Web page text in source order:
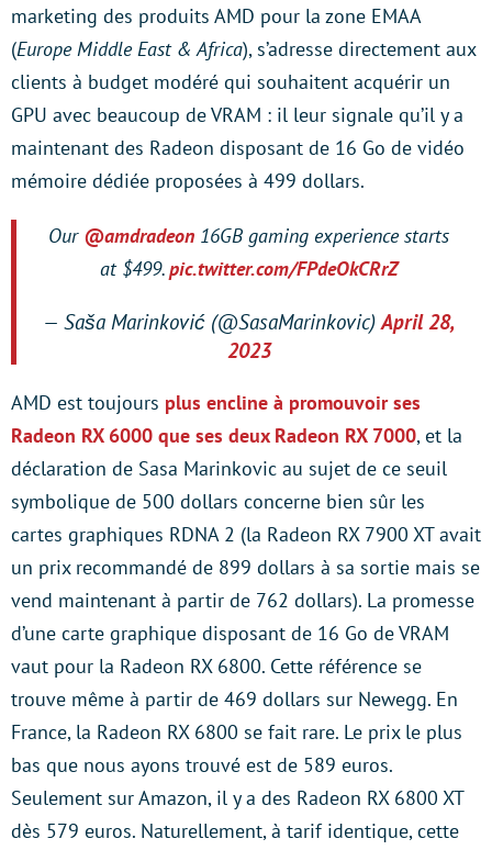
marketing des produits AMD pour la zone EMAA
(Europe Middle East & Africa), s’adresse directement aux
clients à budget modéré qui souhaitent acquérir un
GPU avec beaucoup de VRAM : il leur signale qu’il y a
maintenant des Radeon disposant de 16 Go de vidéo
mémoire dédiée proposées à 499 dollars.
Our @amdradeon 16GB gaming experience starts
at $499.pic.twitter.com/FPdeOkCRrZ
— Saša Marinković (@SasaMarinkovic)April 28,
2023
AMD est toujours plus encline à promouvoir ses
Radeon RX 6000 que ses deux Radeon RX 7000, et la
déclaration de Sasa Marinkovic au sujet de ce seuil
symbolique de 500 dollars concerne bien sûr les
cartes graphiques RDNA 2 (la Radeon RX 7900 XT avait
un prix recommandé de 899 dollars à sa sortie mais se
vend maintenant à partir de 762 dollars). La promesse
d’une carte graphique disposant de 16 Go de VRAM
vaut pour la Radeon RX 6800. Cette référence se
trouve même à partir de 469 dollars sur Newegg. En
France, la Radeon RX 6800 se fait rare. Le prix le plus
bas que nous ayons trouvé est de 589 euros.
Seulement sur Amazon, il y a des Radeon RX 6800 XT
dès 579 euros. Naturellement, à tarif identique, cette